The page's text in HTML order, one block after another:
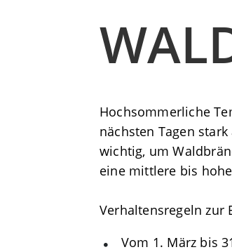
Hochsommerliche
nächsten Tagen
wichtig, um
eine mittlere bis
Verhaltensregeln zur
Vom 1. März bis